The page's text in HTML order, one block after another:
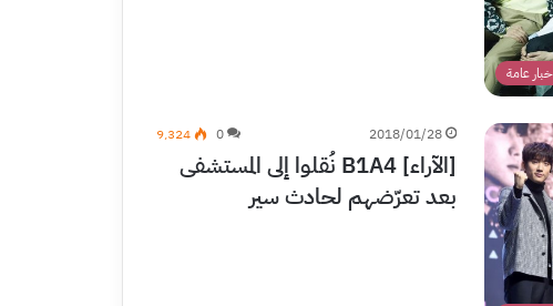
عامة
2018/01/28
0 9٬324
[الآراء] B1A4 نُقلوا إلى المستشفى
بعد تعرّضهم لحادث سير